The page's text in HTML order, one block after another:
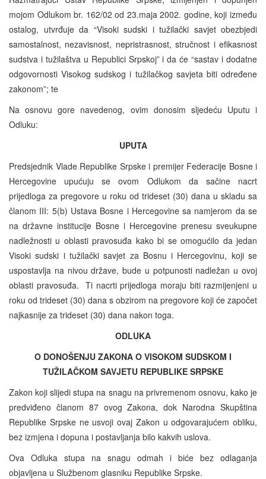
mojom Odlukom br. 162/02 od 23.maja 2002. godine, koji između
ostalog, utvrđuje da “Visoki sudski i tužilački savjet obezbjedi
samostalnost, nezavisnost, nepristrasnost, stručnost i efikasnost
sudstva i tužilaštva u Republici Srpskoj” i da će “sastav i dodatne
odgovornosti Visokog sudskog i tužilačkog savjeta biti određene
zakonom”; te
Na osnovu gore navedenog, ovim donosim sljedeću Uputu i
Odluku:
UPUTA
Predsjednik Vlade Republike Srpske i premijer Federacije Bosne i
Hercegovine upućuju se ovom Odlukom da sačine nacrt
prijedloga za pregovore u roku od trideset (30) dana u skladu sa
članom III: 5(b) Ustava Bosne i Hercegovine sa namjerom da se
na državne institucije Bosne i Hercegovine prenesu sveukupne
nadležnosti u oblasti pravosuđa kako bi se omogućilo da jedan
Visoki sudski i tužilački savjet za Bosnu i Hercegovinu, koji se
uspostavlja na nivou države, bude u potpunosti nadležan u ovoj
oblasti pravosuđa. Ti nacrti prijedloga moraju biti razmijenjeni u
roku od trideset (30) dana s obzirom na pregovore koji će započet
najkasnije za trideset (30) dana nakon toga.
ODLUKA
O DONOŠENJU ZAKONA O VISOKOM SUDSKOM I
TUŽILAČKOM SAVJETU REPUBLIKE SRPSKE
Zakon koji slijedi stupa na snagu na privremenom osnovu, kako je
predviđeno članom 87 ovog Zakona, dok Narodna Skupština
Republike Srpske ne usvoji ovaj Zakon u odgovarajućem obliku,
bez izmjena i dopuna i postavljanja bilo kakvih uslova.
Ova Odluka stupa na snagu odmah i biće bez odlaganja
objavljena u Službenom glasniku Republike Srpske.